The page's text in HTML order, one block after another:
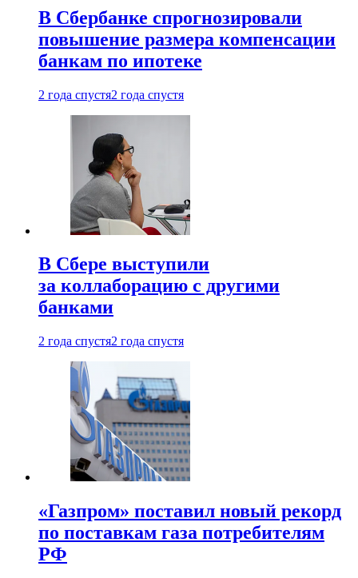
В Сбербанке спрогнозировали
повышение размера компенсации
банкам по ипотеке
2 года спустя2 года спустя
В Сбере выступили
за коллаборацию с другими
банками
2 года спустя2 года спустя
«Газпром» поставил новый рекорд
по поставкам газа потребителям
РФ